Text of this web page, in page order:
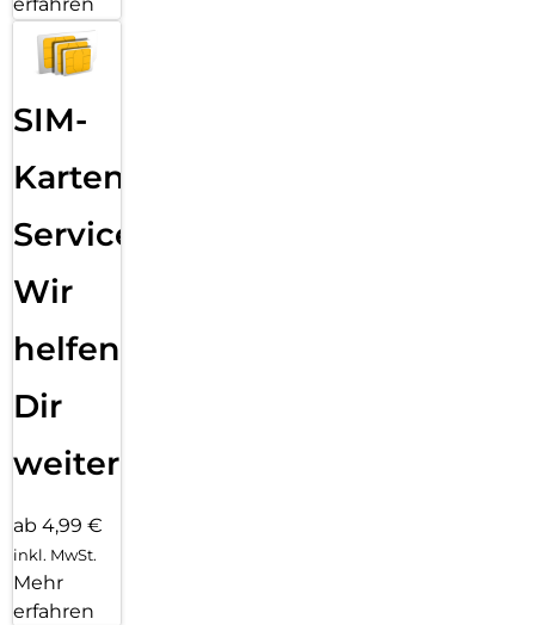
SIM-
Karten
Service:
Wir
helfen
Dir
weiter
ab 4,99 €
inkl. MwSt.
Mehr
erfahren